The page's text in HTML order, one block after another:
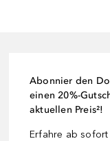
Abonnier den
einen 20%-
aktuellen Preis²!
Erfahre ab sofort